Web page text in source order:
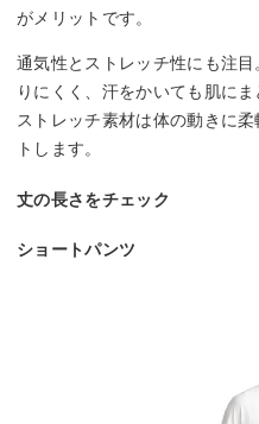
がメリットです。
通気性とストレッチ性にも注
りにくく、汗をかいても肌に
ストレッチ素材は体の動きに
トします。
丈の長さをチェック
ショートパンツ